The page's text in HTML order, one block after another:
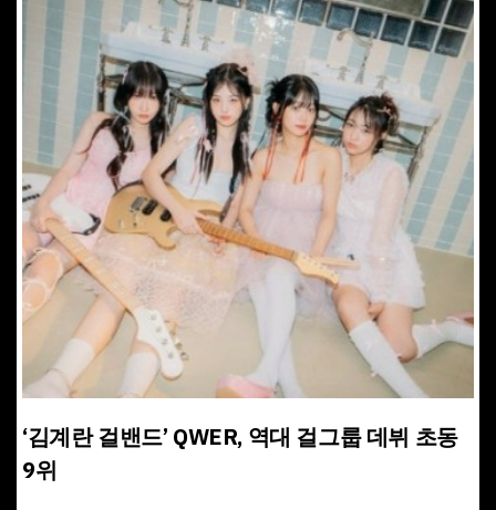
‘김계란 걸밴드’ QWER, 역대 걸그룹 데뷔 초동
9위